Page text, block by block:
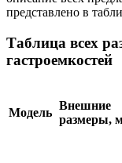
представлено в
Таблица всех
гастроемкостей
Модель
Внешние
размеры,